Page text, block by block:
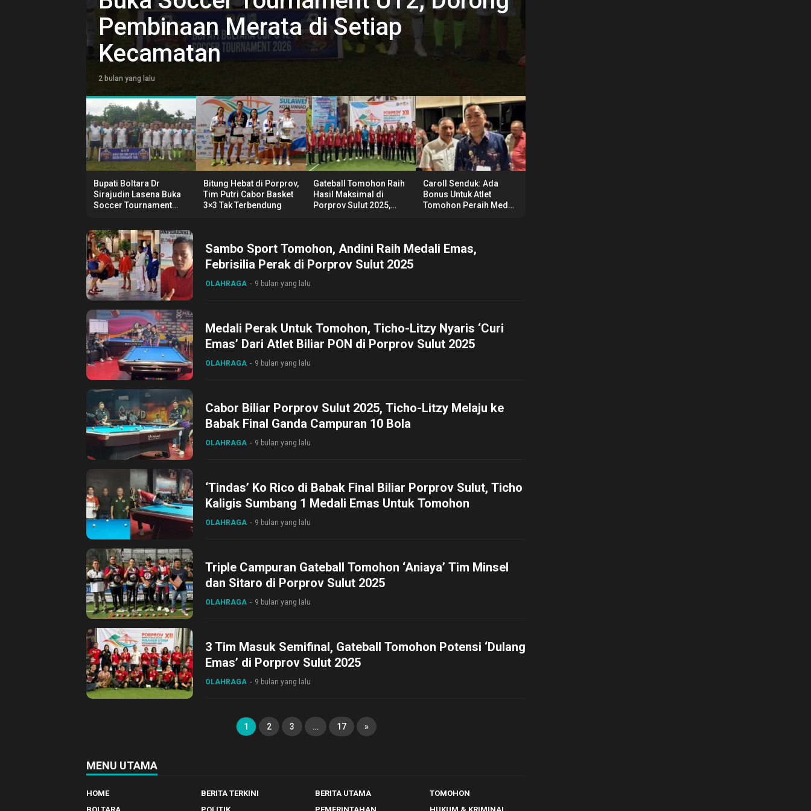
Pembinaan Merata di Setiap
Kecamatan
2 bulan yang lalu
Bitung Hebat di Porprov, Tim Putri
Cabor Basket 3×3 Tak Terbendung
Royke Tangkawarouw Ucapkan
Terimakasih
Tomohon Peraih Medali di Porprov
Sulut 2025
Bupati Boltara Dr
Sirajudin Lasena Buka
Soccer Tournament
Kecamatan
Bitung Hebat di Porprov,
Tim Putri Cabor Basket
3×3 Tak Terbendung
Gateball Tomohon Raih
Hasil Maksimal di
Porprov Sulut 2025,
Caroll Senduk: Ada
Bonus Untuk Atlet
Tomohon Peraih Medali
Sambo Sport Tomohon, Andini Raih Medali Emas,
Febrisilia Perak di Porprov Sulut 2025
OLAHRAGA 9 bulan yang lalu
Medali Perak Untuk Tomohon, Ticho-Litzy Nyaris ‘Curi
Emas’ Dari Atlet Biliar PON di Porprov Sulut 2025
OLAHRAGA 9 bulan yang lalu
Cabor Biliar Porprov Sulut 2025, Ticho-Litzy Melaju ke
Babak Final Ganda Campuran 10 Bola
OLAHRAGA 9 bulan yang lalu
‘Tindas’ Ko Rico di Babak Final Biliar Porprov Sulut, Ticho
Kaligis Sumbang 1 Medali Emas Untuk Tomohon
OLAHRAGA 9 bulan yang lalu
Triple Campuran Gateball Tomohon ‘Aniaya’ Tim Minsel
dan Sitaro di Porprov Sulut 2025
OLAHRAGA 9 bulan yang lalu
3 Tim Masuk Semifinal, Gateball Tomohon Potensi ‘Dulang
Emas’ di Porprov Sulut 2025
OLAHRAGA 9 bulan yang lalu
1 2 3 … 17 »
MENU UTAMA
HOME BERITA TERKINI BERITA UTAMA
TOMOHON